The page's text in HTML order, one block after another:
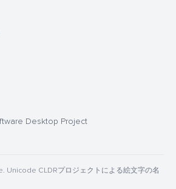
Desktop Project
CLDRプロジェクトによる絵文字の名